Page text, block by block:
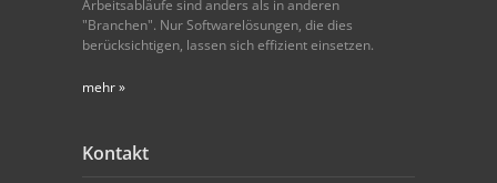
Arbeitsabläufe sind anders als in anderen
"Branchen". Nur Softwarelösungen, die dies
berücksichtigen, lassen sich effizient einsetzen.
mehr »
Kontakt